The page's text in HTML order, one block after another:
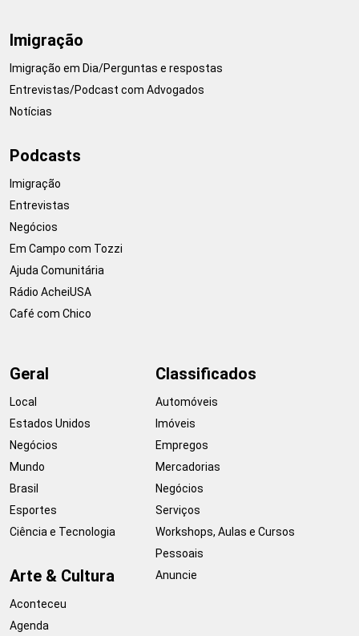
Imigração
Imigração em Dia/Perguntas e respostas
Entrevistas/Podcast com Advogados
Notícias
Podcasts
Imigração
Entrevistas
Negócios
Em Campo com Tozzi
Ajuda Comunitária
Rádio AcheiUSA
Café com Chico
Geral
Local
Estados Unidos
Negócios
Mundo
Brasil
Esportes
Ciência e Tecnologia
Arte & Cultura
Aconteceu
Agenda
Classificados
Automóveis
Imóveis
Empregos
Mercadorias
Negócios
Serviços
Workshops, Aulas e Cursos
Pessoais
Anuncie